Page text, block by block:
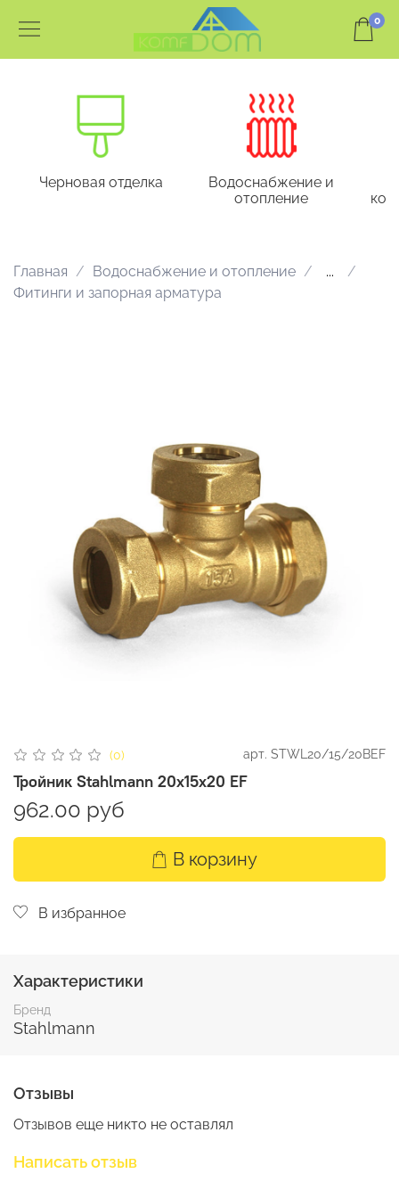
0
Черновая отделка
Водоснабжение и
отопление
Главная Водоснабжение и отопление
...
Фитинги и запорная арматура
(0) арт. STWL20/15/20BEF
Тройник Stahlmann 20х15х20 EF
962.00 руб
В корзину
В избранное
Характеристики
Бренд
Stahlmann
Отзывы
Отзывов еще никто не оставлял
Написать отзыв